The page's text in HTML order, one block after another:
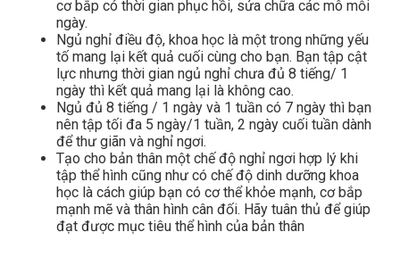
cơ bắp có thời gian phục hồi, sửa chữa các mô mỗi
ngày.
Ngủ nghỉ điều độ, khoa học là một trong những yếu
tố mang lại kết quả cuối cùng cho bạn. Bạn tập cật
lực nhưng thời gian ngủ nghỉ chưa đủ 8 tiếng/ 1
ngày thì kết quả mang lại là không cao.
Ngủ đủ 8 tiếng / 1 ngày và 1 tuần có 7 ngày thì bạn
nên tập tối đa 5 ngày/1 tuần, 2 ngày cuối tuần dành
để thư giãn và nghỉ ngơi.
Tạo cho bản thân một chế độ nghỉ ngơi hợp lý khi
tập thể hình cũng như có chế độ dinh dưỡng khoa
học là cách giúp bạn có cơ thể khỏe mạnh, cơ bắp
mạnh mẽ và thân hình cân đối. Hãy tuân thủ để giúp
đạt được mục tiêu thể hình của bản thân